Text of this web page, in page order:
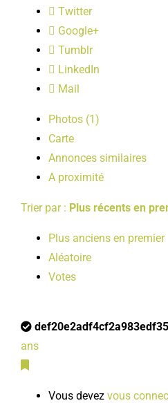
Twitter
Google+
Tumblr
LinkedIn
Mail
Photos (1)
Carte
Annonces similaires
A proximité
Trier par : Plus récents en
Plus anciens en premier
Aléatoire
Votes
ans
Vous devez vous